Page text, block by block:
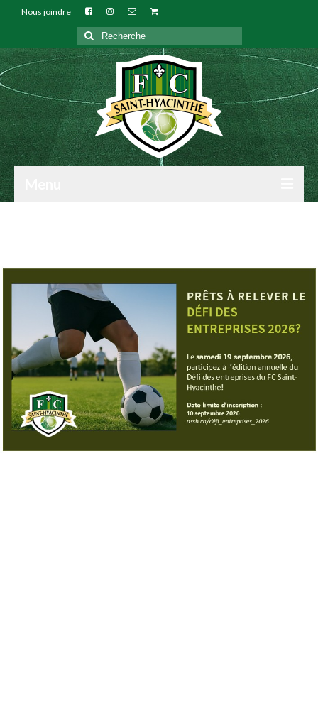
Nous joindre
Rechercher
:
TECHNIQUE
ARBITRES
PARENTS
BOUTIQUE EN LIGNE
CALENDRIER